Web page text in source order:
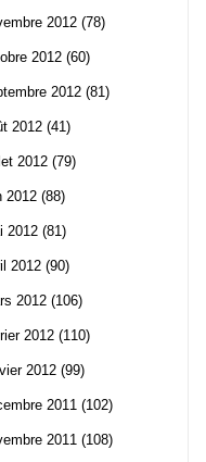
2012 (78)
2012 (60)
2012 (81)
2012 (41)
2012 (79)
2012 (88)
2012 (81)
2012 (90)
2012 (106)
2012 (110)
2012 (99)
2011 (102)
2011 (108)